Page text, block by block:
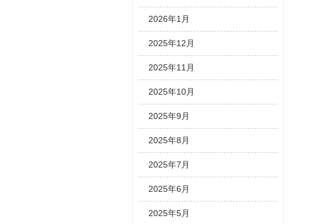
2026年1月
2025年12月
2025年11月
2025年10月
2025年9月
2025年8月
2025年7月
2025年6月
2025年5月